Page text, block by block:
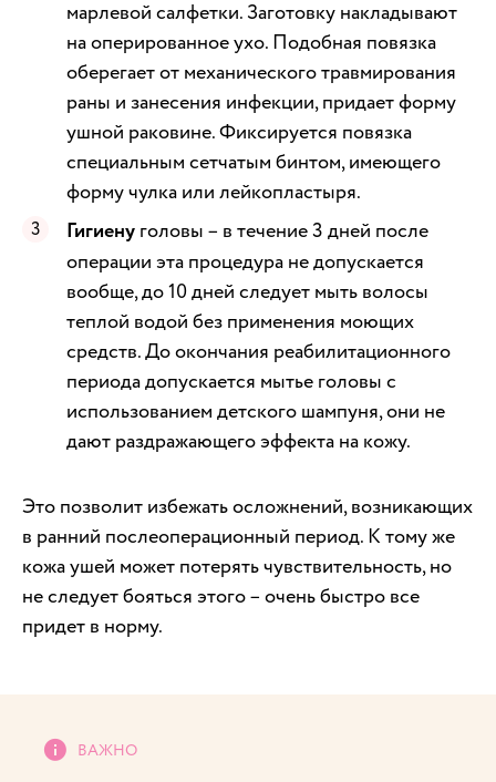
марлевой салфетки. Заготовку накладывают
на оперированное ухо. Подобная повязка
оберегает от механического травмирования
раны и занесения инфекции, придает форму
ушной раковине. Фиксируется повязка
специальным сетчатым бинтом, имеющего
форму чулка или лейкопластыря.
Гигиену головы – в течение 3 дней после
операции эта процедура не допускается
вообще, до 10 дней следует мыть волосы
теплой водой без применения моющих
средств. До окончания реабилитационного
периода допускается мытье головы с
использованием детского шампуня, они не
дают раздражающего эффекта на кожу.
Это позволит избежать осложнений, возникающих
в ранний послеоперационный период. К тому же
кожа ушей может потерять чувствительность, но
не следует бояться этого – очень быстро все
придет в норму.